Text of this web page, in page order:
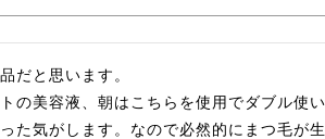
だと思います。
の美容液、朝はこちらを使用でダブル使
た気がします。なので必然的にまつ毛が